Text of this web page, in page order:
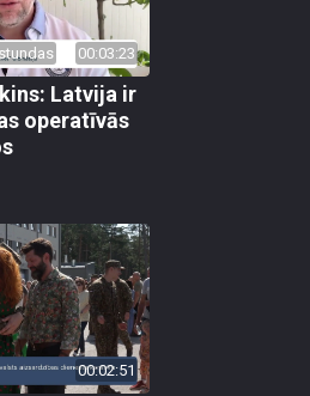
00:03:23
Latvija ir
operatīvās
00:02:51